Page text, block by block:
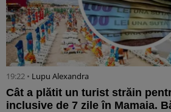
19:22 • Lupu Alexandra
Cât a plătit un turist străin
inclusive de 7 zile în Mamaia.